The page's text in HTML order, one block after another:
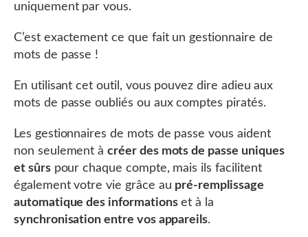
uniquement par vous.
C’est exactement ce que fait un gestionnaire de
mots de passe !
En utilisant cet outil, vous pouvez dire adieu aux
mots de passe oubliés ou aux comptes piratés.
Les gestionnaires de mots de passe vous aident
non seulement àcréer des mots de passe uniques
et sûrspour chaque compte, mais ils facilitent
également votre vie grâce au pré-remplissage
automatique des informationset à la
synchronisation entre vos appareils.